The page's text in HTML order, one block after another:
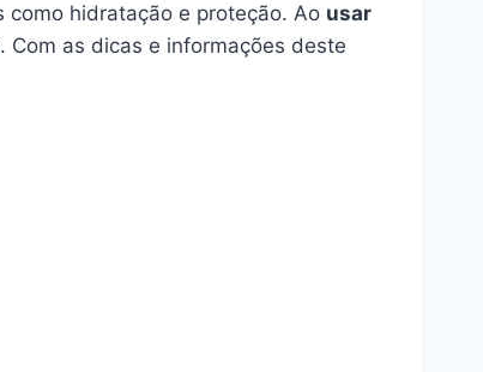
hidratação e proteção. Ao usar
Com as dicas e informações deste